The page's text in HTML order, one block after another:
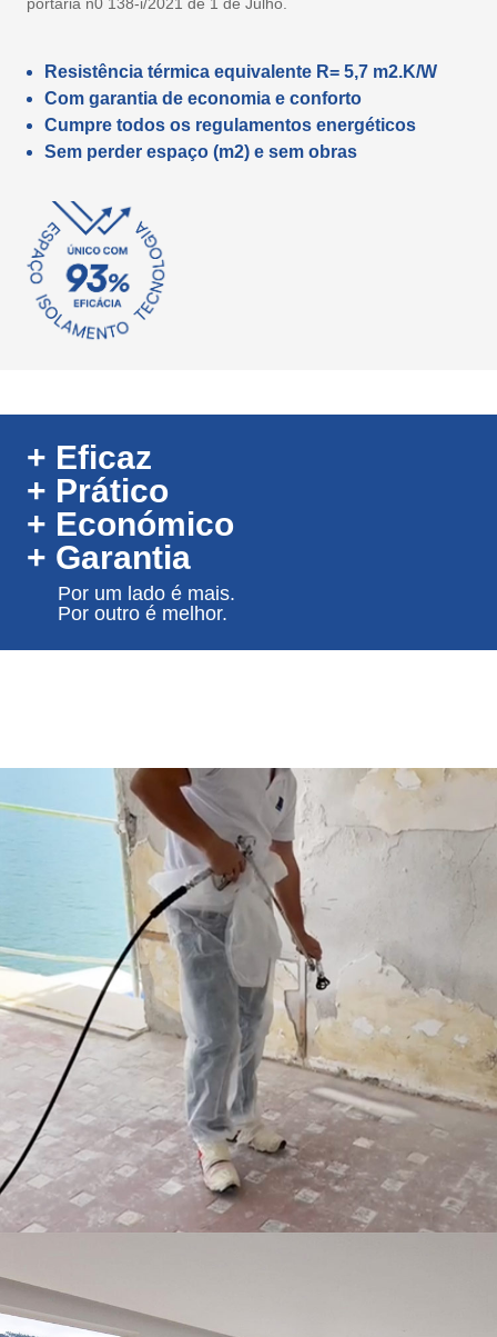
Resistência térmica equivalente R= 5,7 m2.K/W
Com garantia de economia e conforto
Cumpre todos os regulamentos energéticos
Sem perder espaço (m2) e sem obras
+ Eficaz
+ Prático
+ Económico
+ Garantia
Por um lado é mais.
Por outro é melhor.